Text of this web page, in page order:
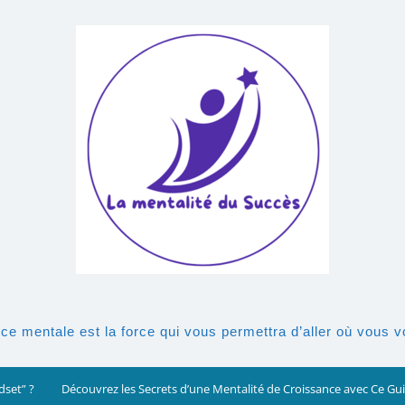
mentale est la force qui vous permettra d’aller où vous
? Découvrez les Secrets d’une Mentalité de Croissance avec Ce